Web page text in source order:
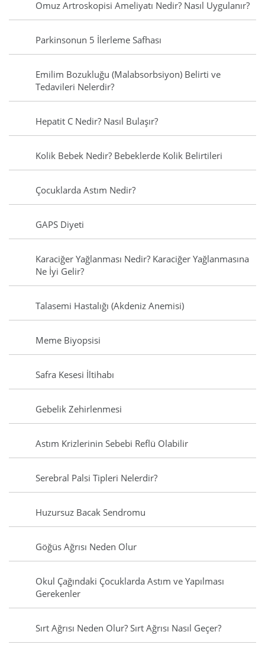
Omuz Artroskopisi Ameliyatı Nedir? Nasıl Uygulanır?
Parkinsonun 5 İlerleme Safhası
Emilim Bozukluğu (Malabsorbsiyon) Belirti ve
Tedavileri Nelerdir?
Hepatit C Nedir? Nasıl Bulaşır?
Kolik Bebek Nedir? Bebeklerde Kolik Belirtileri
Çocuklarda Astım Nedir?
GAPS Diyeti
Karaciğer Yağlanması Nedir? Karaciğer Yağlanmasına
Ne İyi Gelir?
Talasemi Hastalığı (Akdeniz Anemisi)
Meme Biyopsisi
Safra Kesesi İltihabı
Gebelik Zehirlenmesi
Astım Krizlerinin Sebebi Reflü Olabilir
Serebral Palsi Tipleri Nelerdir?
Huzursuz Bacak Sendromu
Göğüs Ağrısı Neden Olur
Okul Çağındaki Çocuklarda Astım ve Yapılması
Gerekenler
Sırt Ağrısı Neden Olur? Sırt Ağrısı Nasıl Geçer?